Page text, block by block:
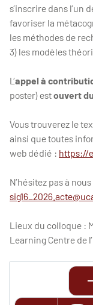
s’inscrire dans l’un
favoriser la
les méthodes de
3) les modèles
L’appel à
poster) estouvert
Vous trouverez le
ainsi que toutes
web dédié : https://
N’hésitez pas à
Lieux du colloque :
Learning Centre de